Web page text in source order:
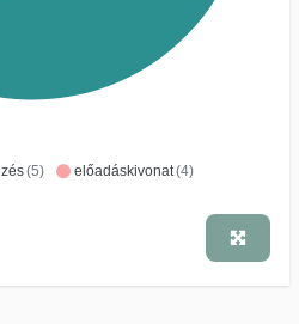
(5) előadáskivonat(4)